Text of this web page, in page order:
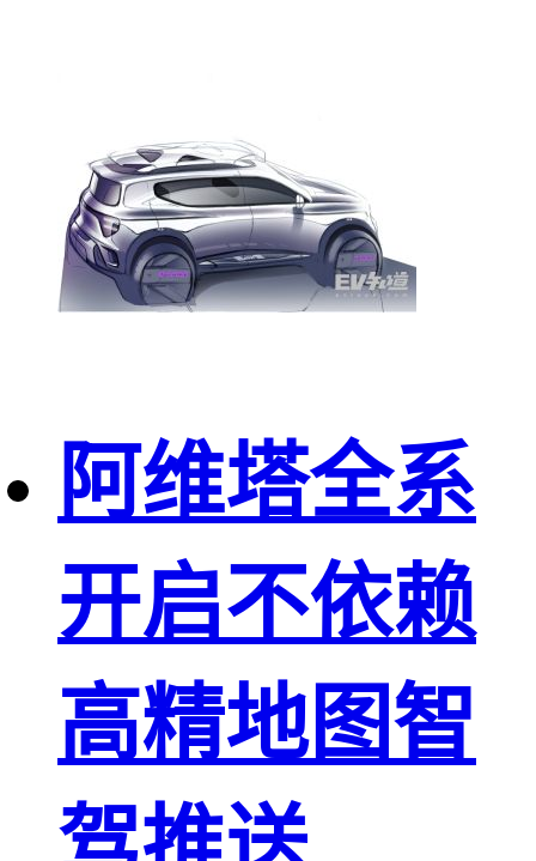
阿维塔全系
开启不依赖
高精地图智